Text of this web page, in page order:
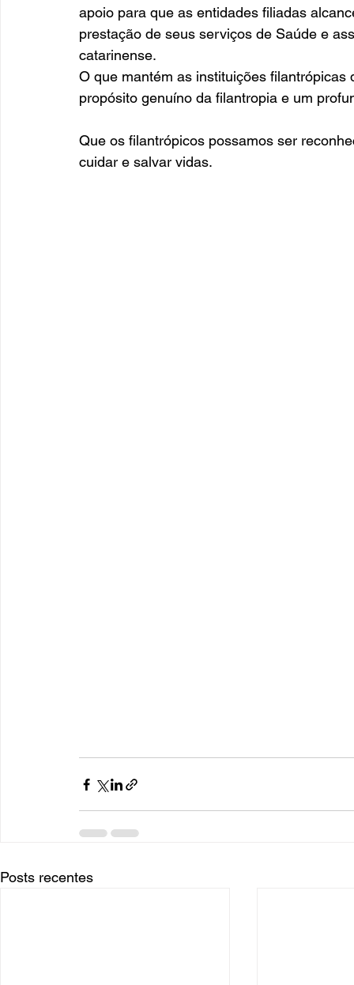
apoio para que as entidades filiadas
prestação de seus serviços de Saúde e
catarinense.
O que mantém as instituições
propósito genuíno da filantropia e um
Que os filantrópicos possamos ser
cuidar e salvar vidas.
Posts recentes